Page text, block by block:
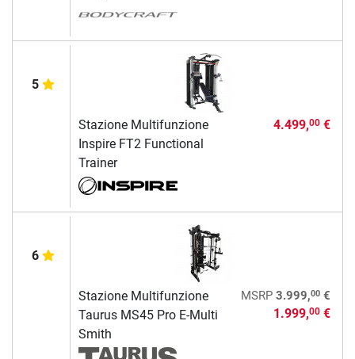
5
Stazione Multifunzione
Inspire FT2 Functional
Trainer
4.499,00€
6
Stazione Multifunzione
Taurus MS45 Pro E-Multi
Smith
MSRP 3.999,00€
1.999,00€